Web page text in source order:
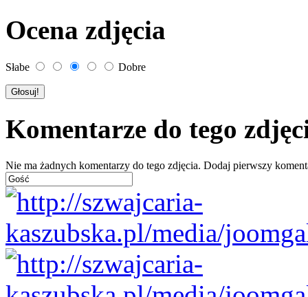
Ocena zdjęcia
Słabe Dobre
Komentarze do tego
Nie ma żadnych komentarzy do tego zdjęcia. Dodaj pierwszy